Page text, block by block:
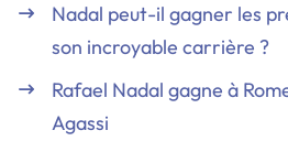
Nadal peut-il gagner les
son incroyable carrière ?
Rafael Nadal gagne à
Agassi